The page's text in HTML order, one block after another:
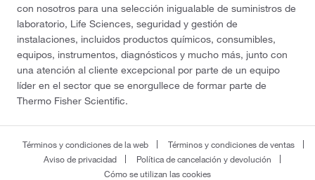
con nosotros para una selección inigualable de suministros de
laboratorio, Life Sciences, seguridad y gestión de
instalaciones, incluidos productos químicos, consumibles,
equipos, instrumentos, diagnósticos y mucho más, junto con
una atención al cliente excepcional por parte de un equipo
líder en el sector que se enorgullece de formar parte de
Thermo Fisher Scientific.
Términos y condiciones de la web
Términos y condiciones de ventas
Aviso de privacidad
Política de cancelación y devolución
Cómo se utilizan las cookies